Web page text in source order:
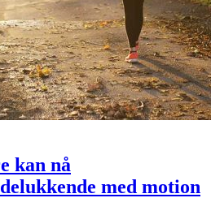
kan nå
med motion